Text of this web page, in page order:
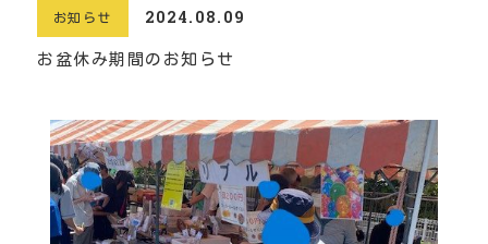
お知らせ 2024.08.09
お盆休み期間のお知らせ